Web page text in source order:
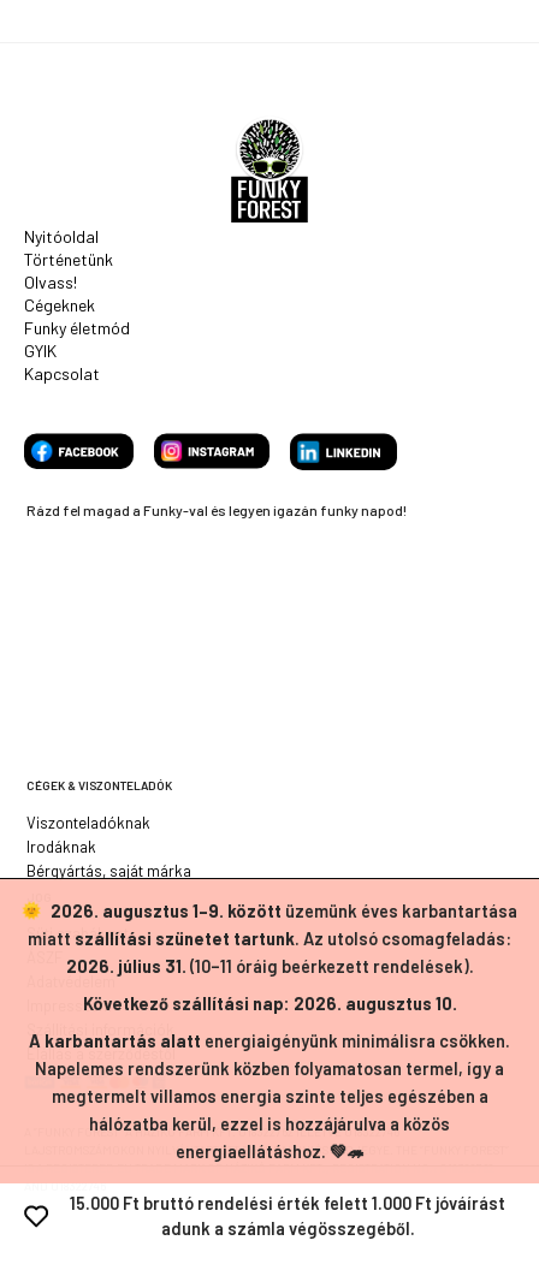
Nyitóoldal
Történetünk
Olvass!
Cégeknek
Funky életmód
GYIK
Kapcsolat
Rázd fel magad a Funky-val és legyen igazán funky napod!
CÉGEK & VISZONTELADÓK
Viszonteladóknak
Irodáknak
Bérgyártás, saját márka
Süti szabályzat
Impresszum
Szállítási információk
Elállás a szerződéstől
A ”FUNKY FOREST” A HÁZIKÓ FARM KFT. 018322762 ILLETVE 018322746
LAJSTROMSZÁMOKON NYILVÁNTARTOTT EURÓPAI UNIÓS VÉDJEGYE. THE ”FUNKY FOREST”
AND 018322746
15.000 Ft bruttó rendelési érték felett 1.000 Ft jóváírást
adunk a számla végösszegéből.
2026. augusztus 1–9. között üzemünk éves karbantartása
miatt szállítási szünetet tartunk. Az utolsó csomagfeladás:
2026. július 31. (10–11 óráig beérkezett rendelések).
Következő szállítási nap: 2026. augusztus 10.
A karbantartás alatt energiaigényünk minimálisra csökken.
Napelemes rendszerünk közben folyamatosan termel, így a
megtermelt villamos energia szinte teljes egészében a
hálózatba kerül, ezzel is hozzájárulva a közös
energiaellátáshoz. 💚🦔